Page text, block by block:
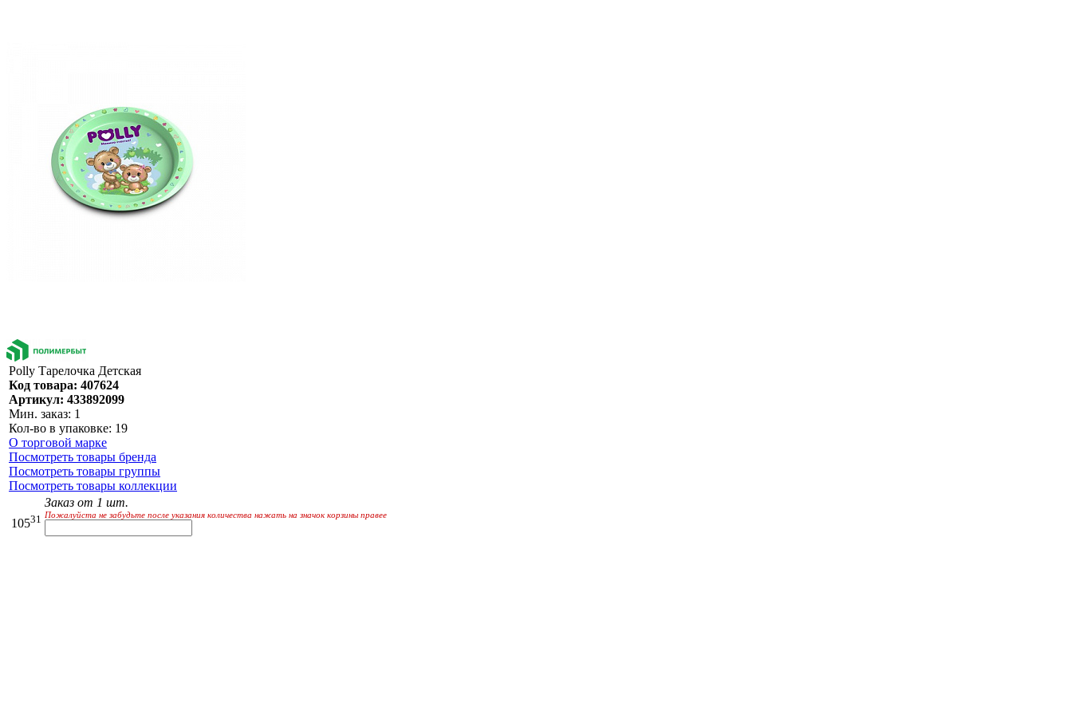
Polly Тарелочка Детская
Код товара: 407624
Артикул: 433892099
Мин. заказ: 1
Кол-во в упаковке: 19
О торговой марке
Посмотреть товары бренда
Посмотреть товары группы
Посмотреть товары коллекции
10531
Заказ от 1 шт.
Пожалуйста не забудьте после указания количества нажать на значок корзины правее